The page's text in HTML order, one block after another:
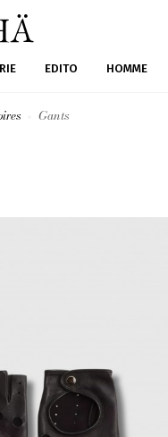
EDITO HOMME
Gants